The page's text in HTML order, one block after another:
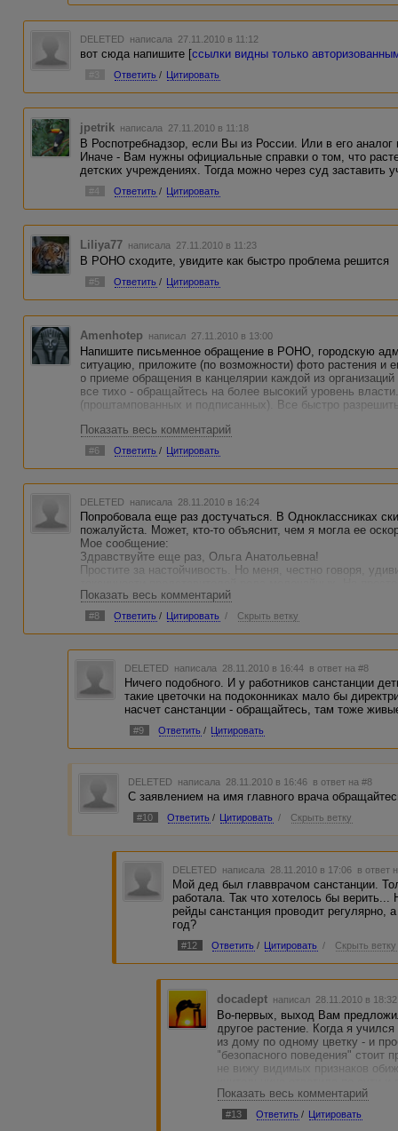
DELETED написала 27.11.2010 в 11:12
вот сюда напишите [ссылки видны только
Ответить / Цитировать
jpetrik написала 27.11.2010 в 11:18
В Роспотребнадзор, если Вы из России. Или в его
Иначе - Вам нужны официальные справки о том, что
детских учреждениях. Тогда можно через суд заставить
#4 Ответить / Цитировать
Liliya77 написала 27.11.2010 в 11:23
В РОНО сходите, увидите как быстро проблема решится
#5 Ответить / Цитировать
Amenhotep написал 27.11.2010 в 13:00
Напишите письменное обращение в РОНО, городскую
ситуацию, приложите (по возможности) фото растения и
о приеме обращения в канцелярии каждой из
все тихо - обращайтесь на более высокий уровень
(проштампованных и подписанных). Все быстро
Показать весь комментарий
#6 Ответить / Цитировать
DELETED написала 28.11.2010 в 16:24
Попробовала еще раз достучаться. В Одноклассниках
пожалуйста. Может, кто-то объяснит, чем я могла ее
Мое сообщение:
Здравствуйте еще раз, Ольга Анатольевна!
Простите за настойчивость. Но меня, честно говоря,
система выдает несколько десятков тысяч страниц.
Приведу пример: [
ссылки видны только авторизованным
Про озеленение детских учреждений: [ссылки видны
Цитата из периодической прессы: [вырезаю за
То, что ядовитые растения присутствуют в каждом
привести к трагедии. И даже если случаев отравления
оставлять так, как есть.
Я верю в то, что Вы – разумный и вдумчивый человек.
На что получаю ответ (оригинал):
Уважаемая,Юлия!Согласна с Вашим предложением
замечания по поводу безопасного поведения вашего
Ребят, это пишет учитель…
ЗЫ: может, кто-то знает, что такое «безопасное
ЗЗЫ: на всякий случай подготовилась к походу в
очередь занимаются подобными вопросами). Но обычно
санстанции с распростертыми объятьями и «сумками»…
Показать весь комментарий
#8 Ответить / Цитировать / Скрыть ветку
DELETED написала 28.11.2010 в 16:44 в ответ на #8
Ничего подобного. И у работников санстанции
такие цветочки на подоконниках мало бы
насчет санстанции - обращайтесь, там тоже
#9 Ответить / Цитировать
DELETED написала 28.11.2010 в 16:46 в ответ на #8
С заявлением на имя главного врача
#10 Ответить / Цитировать / Скрыть ветку
DELETED написала 28.11.2010 в 17:06 в ответ
Мой дед был главврачом санстанции.
работала. Так что хотелось бы верить...
рейды санстанция проводит регулярно,
год?
#12 Ответить / Цитировать / Скрыть ветку
docadept написал 28.11.2010 в
Во-первых, выход Вам
другое растение. Когда я
из дому по одному цветку - и
"безопасного поведения" стоит
не вижу видимых признаков
Показать весь комментарий
#13 Ответить / Цитировать